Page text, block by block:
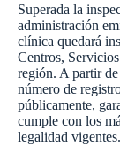
Superada la
administración
clínica quedará
Centros,
región. A partir
número de
públicamente,
cumple con los
legalidad vigentes.